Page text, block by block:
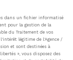
dans un fichier informatisé
pour la gestion de la
du Traitement de vos
légitime de l'Agence /
et sont destinées à
», vous disposez des